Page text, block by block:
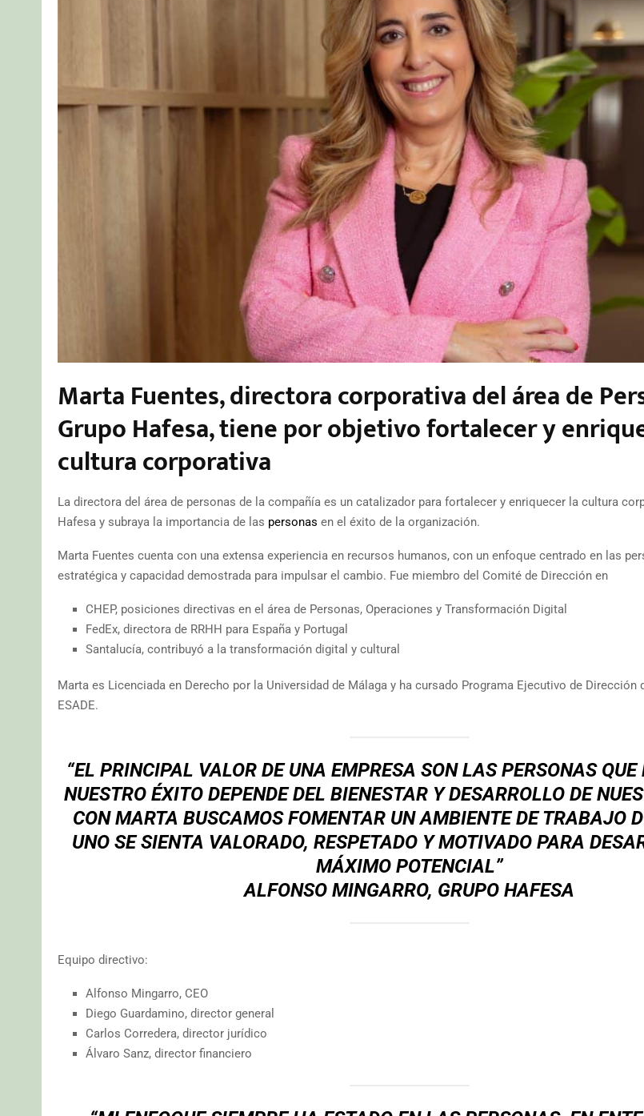
Marta Fuentes, directora corporativa del área de
Grupo Hafesa, tiene por objetivo fortalecer y
cultura corporativa
La directora del área de personas de la compañía es un catalizador para fortalecer y enriquecer la cultura
Hafesa y subraya la importancia de las personas en el éxito de la organización.
Marta Fuentes cuenta con una extensa experiencia en recursos humanos, con un enfoque centrado en las
estratégica y capacidad demostrada para impulsar el cambio. Fue miembro del Comité de Dirección en
CHEP, posiciones directivas en el área de Personas, Operaciones y Transformación Digital
FedEx, directora de RRHH para España y Portugal
Santalucía, contribuyó a la transformación digital y cultural
Marta es Licenciada en Derecho por la Universidad de Málaga y ha cursado Programa Ejecutivo de Dirección
ESADE.
“EL PRINCIPAL VALOR DE UNA EMPRESA SON LAS PERSONAS
NUESTRO ÉXITO DEPENDE DEL BIENESTAR Y DESARROLLO DE
CON MARTA BUSCAMOS FOMENTAR UN AMBIENTE DE TRABAJO
UNO SE SIENTA VALORADO, RESPETADO Y MOTIVADO PARA
MÁXIMO POTENCIAL”
ALFONSO MINGARRO, GRUPO HAFESA
Equipo directivo:
Alfonso Mingarro, CEO
Diego Guardamino, director general
Carlos Corredera, director jurídico
Álvaro Sanz, director financiero